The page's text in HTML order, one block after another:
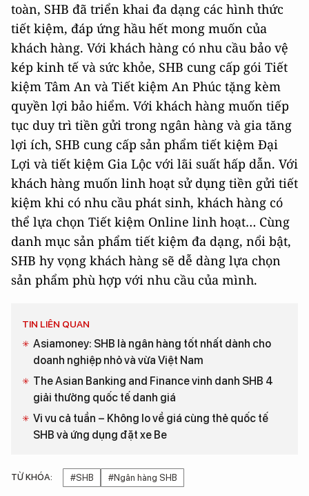
toàn, SHB đã triển khai đa dạng các hình thức
tiết kiệm, đáp ứng hầu hết mong muốn của
khách hàng. Với khách hàng có nhu cầu bảo vệ
kép kinh tế và sức khỏe, SHB cung cấp gói Tiết
kiệm Tâm An và Tiết kiệm An Phúc tặng kèm
quyền lợi bảo hiểm. Với khách hàng muốn tiếp
tục duy trì tiền gửi trong ngân hàng và gia tăng
lợi ích, SHB cung cấp sản phẩm tiết kiệm Đại
Lợi và tiết kiệm Gia Lộc với lãi suất hấp dẫn. Với
khách hàng muốn linh hoạt sử dụng tiền gửi tiết
kiệm khi có nhu cầu phát sinh, khách hàng có
thể lựa chọn Tiết kiệm Online linh hoạt… Cùng
danh mục sản phẩm tiết kiệm đa dạng, nổi bật,
SHB hy vọng khách hàng sẽ dễ dàng lựa chọn
sản phẩm phù hợp với nhu cầu của mình.
TIN LIÊN QUAN
Asiamoney: SHB là ngân hàng tốt nhất dành cho
doanh nghiệp nhỏ và vừa Việt Nam
The Asian Banking and Finance vinh danh SHB 4
giải thưởng quốc tế danh giá
Vi vu cả tuần – Không lo về giá cùng thẻ quốc tế
SHB và ứng dụng đặt xe Be
TỪ KHÓA: #SHB #Ngân hàng SHB